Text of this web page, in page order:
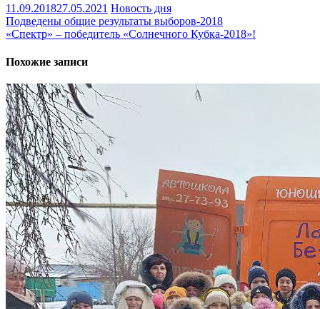
11.09.201827.05.2021 Новость дня
Навигация
по
записям
Подведены общие результаты выборов-2018
«Спектр» – победитель «Солнечного Кубка-2018»!
Похожие записи